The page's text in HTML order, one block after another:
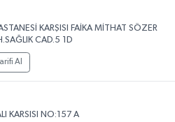
KARŞISI FAİKA MİTHAT SÖZER
CAD.5 1D
Al
KARSISI NO:157 A